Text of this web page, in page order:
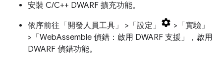
安裝 C/C++ DWARF 擴充功能。
依序前往「開發人員工具」 >「設定」
>「實驗」
>「WebAssemble 偵錯：啟用 DWARF 支援」
，啟用
DWARF 偵錯功能。